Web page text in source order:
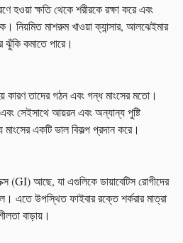
হওয়া ক্ষতি থেকে শরীরকে রক্ষা করে এবং
নিয়মিত মাশরুম খাওয়া ক্যান্সার, আলঝেইমার
কমাতে পারে।
কারণ তাদের গঠন এবং গন্ধ মাংসের মতো।
সেইসাথে আয়রন এবং অন্যান্য পুষ্টি
মাংসের একটি ভাল বিকল্প প্রদান করে।
(GI) আছে, যা এগুলিকে ডায়াবেটিস রোগীদের
এতে উপস্থিত ফাইবার রক্তে শর্করার মাত্রা
বাড়ায়।